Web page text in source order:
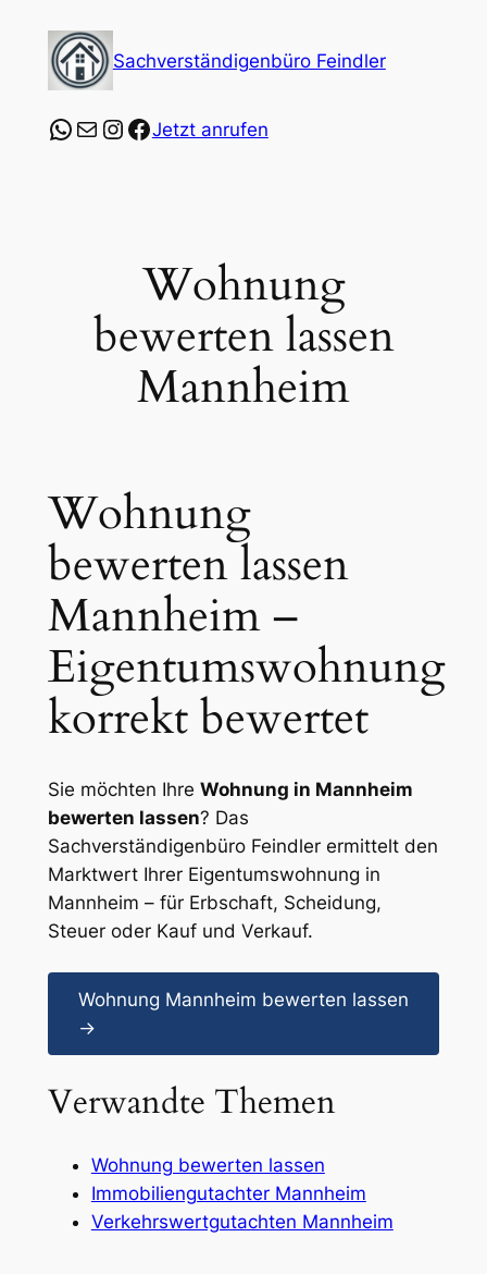
Inhalt
springen
Sachverständigenbüro Feindler
https://wa.me/
E-MailInstagram
Facebook
Jetzt anrufen
Wohnung
bewerten lassen
Mannheim
Wohnung
bewerten lassen
Mannheim –
Eigentumswohnung
korrekt bewertet
Sie möchten Ihre Wohnung in Mannheim
bewerten lassen? Das
Sachverständigenbüro Feindler ermittelt den
Marktwert Ihrer Eigentumswohnung in
Mannheim – für Erbschaft, Scheidung,
Steuer oder Kauf und Verkauf.
Wohnung Mannheim bewerten lassen
→
Verwandte Themen
Wohnung bewerten lassen
Immobiliengutachter Mannheim
Verkehrswertgutachten Mannheim